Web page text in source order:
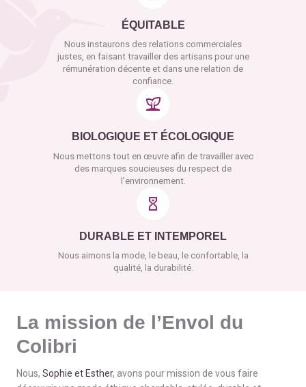
ÉQUITABLE
Nous instaurons des relations commerciales
justes, en faisant travailler des artisans pour une
rémunération décente et dans une relation de
confiance.
BIOLOGIQUE ET ÉCOLOGIQUE
Nous mettons tout en œuvre afin de travailler avec
des marques soucieuses du respect de
l’environnement.
DURABLE ET INTEMPOREL
Nous aimons la mode, le beau, le confortable, la
qualité, la durabilité.
La mission de l’Envol du
Colibri
Nous, Sophie et Esther, avons pour mission de vous faire